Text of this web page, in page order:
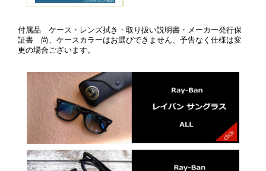
付属品 ケース・レンズ拭き・取り扱い説明書・メーカー発行保
証書 尚、ケースカラーはお選びできません、予告なく仕様は変
更の場合ございます。